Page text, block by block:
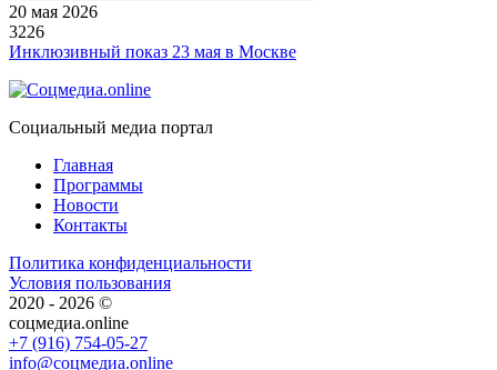
20 мая 2026
3226
Инклюзивный показ 23 мая в Москве
Социальный медиа портал
Главная
Программы
Новости
Контакты
Политика конфиденциальности
Условия пользования
2020 - 2026 ©
соцмедиа.online
+7 (916) 754-05-27
info@соцмедиа.online